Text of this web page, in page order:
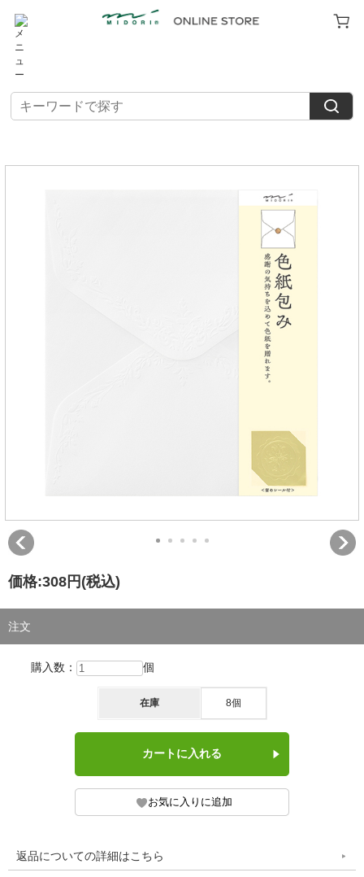
TOP > 色紙 > 色紙包み
カラー色紙包み 白A(33290006)
価格:308円 (税込)
注文
購入数： 個
在庫 8個
返品についての詳細はこちら